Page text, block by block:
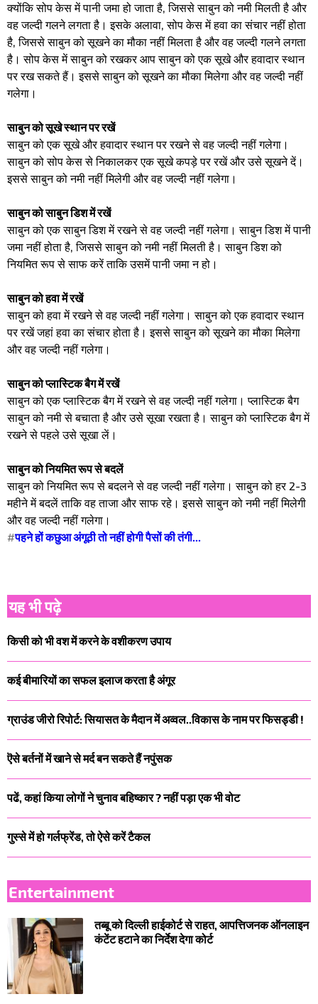
क्योंकि सोप केस में पानी जमा हो जाता है, जिससे साबुन को नमी मिलती है और
वह जल्दी गलने लगता है। इसके अलावा, सोप केस में हवा का संचार नहीं होता
है, जिससे साबुन को सूखने का मौका नहीं मिलता है और वह जल्दी गलने लगता
है। सोप केस में साबुन को रखकर आप साबुन को एक सूखे और हवादार स्थान
पर रख सकते हैं। इससे साबुन को सूखने का मौका मिलेगा और वह जल्दी नहीं
गलेगा।
साबुन को सूखे स्थान पर रखें
साबुन को एक सूखे और हवादार स्थान पर रखने से वह जल्दी नहीं गलेगा।
साबुन को सोप केस से निकालकर एक सूखे कपड़े पर रखें और उसे सूखने दें।
इससे साबुन को नमी नहीं मिलेगी और वह जल्दी नहीं गलेगा।
साबुन को साबुन डिश में रखें
साबुन को एक साबुन डिश में रखने से वह जल्दी नहीं गलेगा। साबुन डिश में पानी
जमा नहीं होता है, जिससे साबुन को नमी नहीं मिलती है। साबुन डिश को
नियमित रूप से साफ करें ताकि उसमें पानी जमा न हो।
साबुन को हवा में रखें
साबुन को हवा में रखने से वह जल्दी नहीं गलेगा। साबुन को एक हवादार स्थान
पर रखें जहां हवा का संचार होता है। इससे साबुन को सूखने का मौका मिलेगा
और वह जल्दी नहीं गलेगा।
साबुन को प्लास्टिक बैग में रखें
साबुन को एक प्लास्टिक बैग में रखने से वह जल्दी नहीं गलेगा। प्लास्टिक बैग
साबुन को नमी से बचाता है और उसे सूखा रखता है। साबुन को प्लास्टिक बैग में
रखने से पहले उसे सूखा लें।
साबुन को नियमित रूप से बदलें
साबुन को नियमित रूप से बदलने से वह जल्दी नहीं गलेगा। साबुन को हर 2-3
महीने में बदलें ताकि वह ताजा और साफ रहे। इससे साबुन को नमी नहीं मिलेगी
और वह जल्दी नहीं गलेगा।
#पहने हों कछुआ अंगूठी तो नहीं होगी पैसों की तंगी...
यह भी पढ़े
किसी को भी वश में करने के वशीकरण उपाय
कई बीमारियों का सफल इलाज करता है अंगूर
ग्राउंड जीरो रिपोर्ट: सियासत के मैदान में अव्वल..विकास के नाम पर फिसड्डी !
ऎसे बर्तनों में खाने से मर्द बन सकते हैं नपुंसक
पढें, कहां किया लोगों ने चुनाव बहिष्कार ? नहीं पड़ा एक भी वोट
गुस्से में हो गर्लफ्रेंड, तो ऐसे करें टैकल
Entertainment
तब्बू को दिल्ली हाईकोर्ट से राहत, आपत्तिजनक ऑनलाइन
कंटेंट हटाने का निर्देश देगा कोर्ट